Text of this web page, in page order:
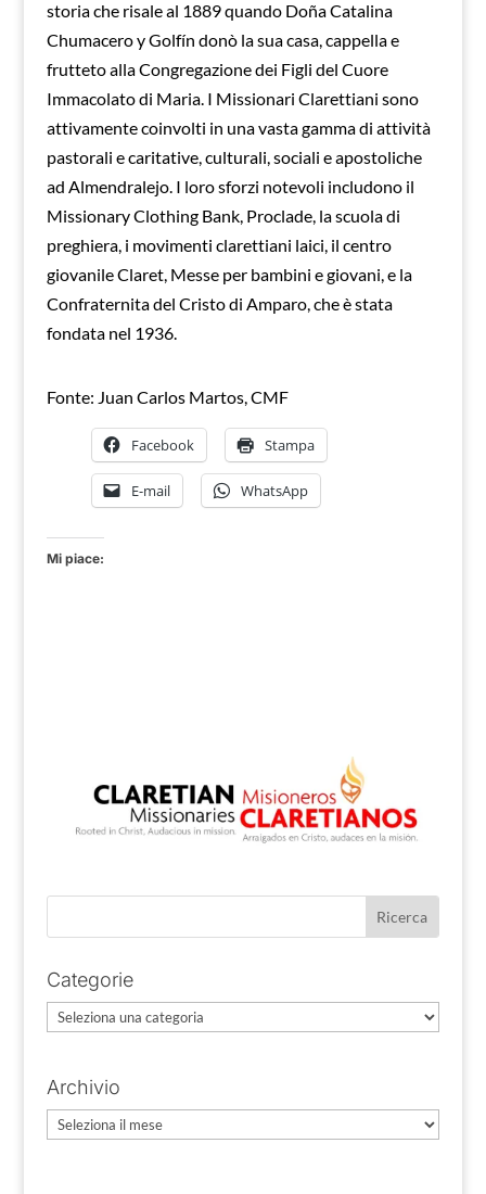
storia che risale al 1889 quando Doña Catalina
Chumacero y Golfín donò la sua casa, cappella e
frutteto alla Congregazione dei Figli del Cuore
Immacolato di Maria. I Missionari Clarettiani sono
attivamente coinvolti in una vasta gamma di attività
pastorali e caritative, culturali, sociali e apostoliche
ad Almendralejo. I loro sforzi notevoli includono il
Missionary Clothing Bank, Proclade, la scuola di
preghiera, i movimenti clarettiani laici, il centro
giovanile Claret, Messe per bambini e giovani, e la
Confraternita del Cristo di Amparo, che è stata
fondata nel 1936.
Fonte: Juan Carlos Martos, CMF
Facebook Stampa
E-mail WhatsApp
Mi piace:
Categorie
Categorie
Archivio
Archivio